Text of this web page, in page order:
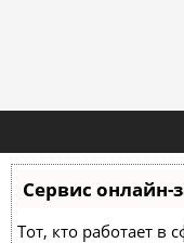
Сервис онлайн-
Тот, кто работает в